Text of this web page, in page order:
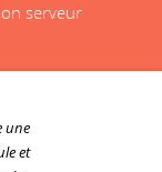
serveur
une
et